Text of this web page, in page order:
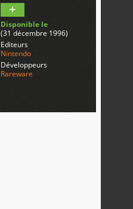
Disponible le
(31 décembre 1996)
Editeurs
Nintendo
Développeurs
Rareware